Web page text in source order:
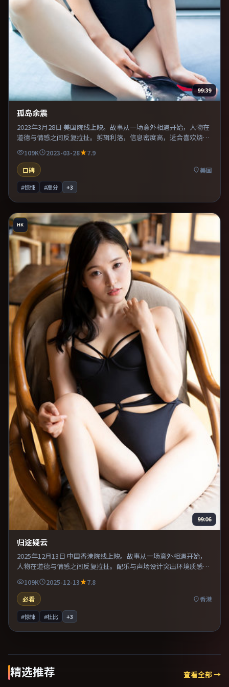
99:39
孤岛余震
2023年3月28日 美国院线上映。故事从一场意外相遇开始，人物在
道德与情感之间反复拉扯。剪辑利落，信息密度高，适合喜欢烧脑
与推理的观众。既有类型片爽感，也保留作者表达，口碑潜力不
俗。
109K 2023-03-28
7.9
口碑
美国
#惊悚 #高分 +3
HK
99:06
归途疑云
2025年12月13日 中国香港院线上映。故事从一场意外相遇开始，
人物在道德与情感之间反复拉扯。配乐与声场设计突出环境质感，
使观众更易沉浸其中。既有类型片爽感，也保留作者表达，口碑潜
力不俗。
109K 2025-12-13
7.8
必看
香港
#惊悚 #杜比 +3
精选推荐 查看全部 →